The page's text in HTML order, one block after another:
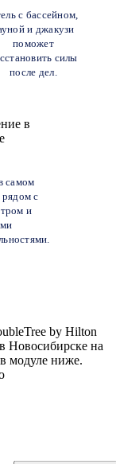
с бассейном,
и джакузи
поможет
силы
после дел.
в
самом
рядом с
и
by Hilton
Новосибирске на
модуле ниже.